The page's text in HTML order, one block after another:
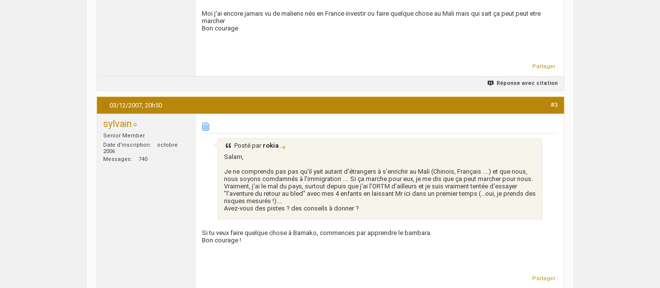
Moi j'ai encore jamais vu de maliens nés en France investir ou faire quelque chose au Mali mais qui sait ça peut peut etre
marcher
Bon courage
Partager
Réponse avec citation
03/12/2007, 20h50 #3
sylvain
Senior Member
Date d'inscription
octobre
2006
Messages
740
Posté par rokia
Salam,
Je ne comprends pas pas qu'il yait autant d'étrangers à s'enrichir au Mali (Chinois, Français ....) et que nous,
nous soyons comdamnés à l'immigration .... Si ça marche pour eux, je me dis que ça peut marcher pour nous.
Vraiment, j'ai le mal du pays, surtout depuis que j'ai l'ORTM d'ailleurs et je suis vraiment tentée d'essayer
"l'aventure du retour au bled" avec mes 4 enfants en laissant Mr ici dans un premier temps (...oui, je prends des
risques mesurés !)....
Avez-vous des pistes ? des conseils à donner ?
Si tu veux faire quelque chose à Bamako, commences par apprendre le bambara.
Bon courage !
Partager